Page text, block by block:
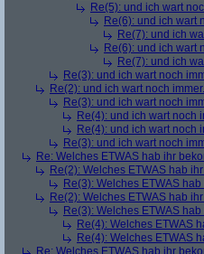
Re(5): und ich wart
Re(6): und ich wart
Re(7): und ich
Re(6): und ich wart
Re(7): und ich
Re(3): und ich wart noch
Re(2): und ich wart noch
Re(3): und ich wart noch
Re(4): und ich wart noch
Re(4): und ich wart noch
Re(3): und ich wart noch
Re: Welches ETWAS hab ihr
Re(2): Welches ETWAS hab
Re(3): Welches ETWAS
Re(2): Welches ETWAS hab
Re(3): Welches ETWAS
Re(4): Welches ETWAS
Re(4): Welches ETWAS
Re: Welches ETWAS hab ihr